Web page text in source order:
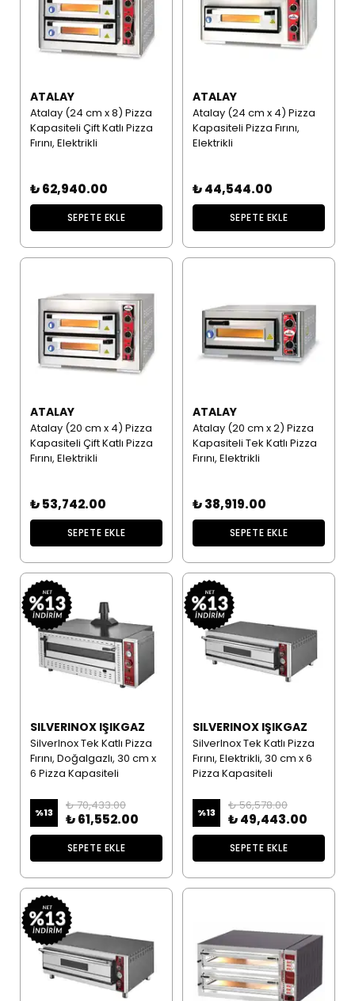
ATALAY
Atalay (24 cm x 8) Pizza
Kapasiteli Çift Katlı Pizza
Fırını, Elektrikli
₺ 62,940.00
SEPETE EKLE
ATALAY
Atalay (24 cm x 4) Pizza
Kapasiteli Pizza Fırını,
Elektrikli
₺ 44,544.00
SEPETE EKLE
ATALAY
Atalay (20 cm x 4) Pizza
Kapasiteli Çift Katlı Pizza
Fırını, Elektrikli
₺ 53,742.00
SEPETE EKLE
ATALAY
Atalay (20 cm x 2) Pizza
Kapasiteli Tek Katlı Pizza
Fırını, Elektrikli
₺ 38,919.00
SEPETE EKLE
SILVERINOX IŞIKGAZ
SilverInox Tek Katlı Pizza
Fırını, Doğalgazlı, 30 cm x
6 Pizza Kapasiteli
%13
₺ 70,433.00
₺ 61,552.00
SEPETE EKLE
SILVERINOX IŞIKGAZ
SilverInox Tek Katlı Pizza
Fırını, Elektrikli, 30 cm x 6
Pizza Kapasiteli
%13
₺ 56,578.00
₺ 49,443.00
SEPETE EKLE